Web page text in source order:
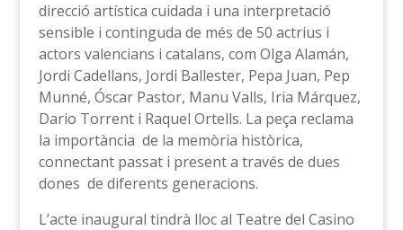
direcció artística cuidada i una interpretació
sensible i continguda de més de 50 actrius i
actors valencians i catalans, com Olga Alamán,
Jordi Cadellans, Jordi Ballester, Pepa Juan, Pep
Munné, Óscar Pastor, Manu Valls, Iria Márquez,
Dario Torrent i Raquel Ortells. La peça reclama
la importància de la memòria històrica,
connectant passat i present a través de dues
dones de diferents generacions.
L’acte inaugural tindrà lloc al Teatre del Casino